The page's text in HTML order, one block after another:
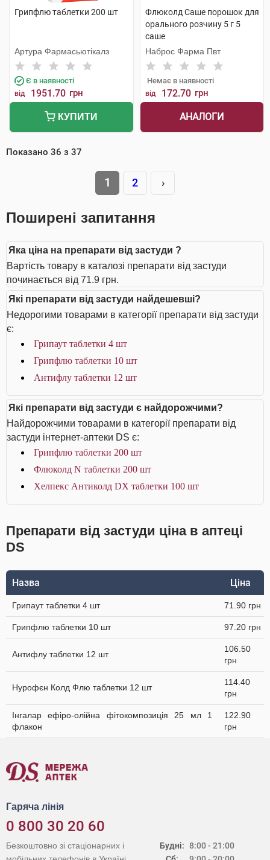
Грипфлю таблетки 200 шт
Артура Фармасьютікалз
Є в наявності
від 1951.70 грн
КУПИТИ
Флюколд Саше порошок для
орального розчину 5 г 5
саше
Наброс Фарма Пвт
Немає в наявності
від 172.70 грн
АНАЛОГИ
Показано 36 з 37
1 2 ›
Поширені запитання
Яка ціна на препарати від застуди ?
Вартість товару в каталозі препарати від застуди
починається від 71.9 грн.
Які препарати від застуди найдешевші?
Недорогими товарами в категорії препарати від застуди
є:
Грипаут таблетки 4 шт
Грипфлю таблетки 10 шт
Антифлу таблетки 12 шт
Які препарати від застуди є найдорожчими?
Найдорожчими товарами в категорії препарати від
застуди інтернет-аптеки DS є:
Грипфлю таблетки 200 шт
Флюколд N таблетки 200 шт
Хелпекс Антиколд DX таблетки 100 шт
Препарати від застуди ціна в аптеці
DS
Назва Ціна
Грипаут таблетки 4 шт 71.90 грн
Грипфлю таблетки 10 шт 97.20 грн
Антифлу таблетки 12 шт
106.50
грн
Нурофєн Колд Флю таблетки 12 шт
114.40
грн
Інгалар ефіро-олійна фітокомпозиція 25 мл 1
флакон
122.90
грн
Гаряча лінія
0 800 30 20 60
Будні: 8:00 - 21:00
Безкоштовно зі стаціонарних і